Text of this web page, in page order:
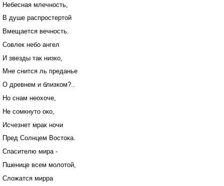
Небесная млечность,
В душе распростертой
Вмещается вечность.
Совлек небо ангел
И звезды так низко,
Мне снится ль преданье
О древнем и близком?..
Но снам неохоче,
Не сомкнуто око,
Исчезнет мрак ночи
Пред Солнцем Востока.
Спасителю мира -
Пшенице всем молотой,
Сложатся мирра